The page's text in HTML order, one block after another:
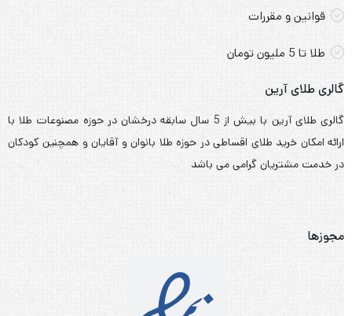
قوانین و مقررات
طلا تا 5 ملیون تومان
گالری طلای آرین
گالری طلای آرین با بیش از 5 سال سابقه درخشان در حوزه مصنوعات طلا با
ارائه امکان خرید طلای اقساطی در حوزه طلا بانوان و آقایان و همچنین کودکان
در خدمت مشتریان گرامی می باشد
مجوزها